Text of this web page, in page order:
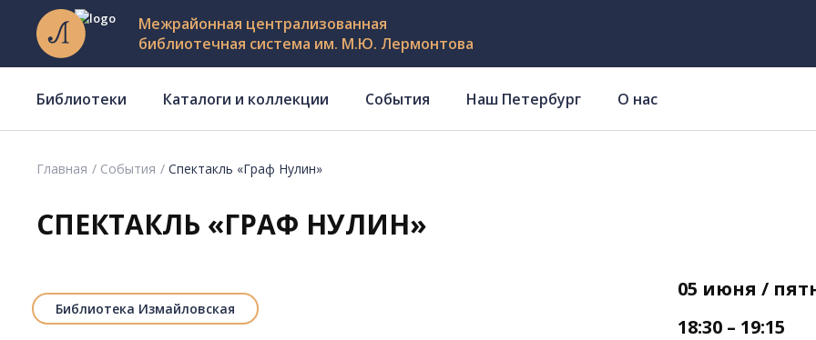
Межрайонная централизованная
библиотечная система им. М.Ю. Лермонтова
Библиотеки Каталоги и коллекции События Наш Петербург О нас
Главная События Спектакль «Граф Нулин»
СПЕКТАКЛЬ «ГРАФ НУЛИН»
Библиотека Измайловская
05 июня /
18:30 – 19:15